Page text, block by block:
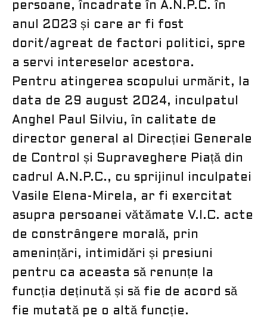
persoane, încadrate în A.N.P.C. în
anul 2023 și care ar fi fost
dorit/agreat de factori politici, spre
a servi intereselor acestora.
Pentru atingerea scopului urmărit, la
data de 29 august 2024, inculpatul
Anghel Paul Silviu, în calitate de
director general al Direcției Generale
de Control și Supraveghere Piață din
cadrul A.N.P.C., cu sprijinul inculpatei
Vasile Elena-Mirela, ar fi exercitat
asupra persoanei vătămate V.I.C. acte
de constrângere morală, prin
amenințări, intimidări și presiuni
pentru ca aceasta să renunțe la
funcția deținută și să fie de acord să
fie mutată pe o altă funcție.